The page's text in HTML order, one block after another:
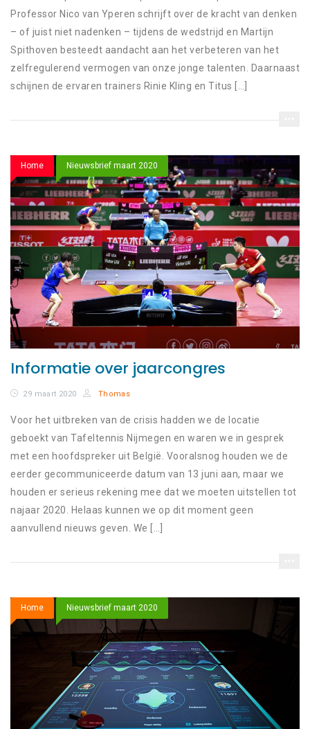
Professor Nico van Yperen schrijft over de kracht van denken
– of juist niet nadenken – tijdens de wedstrijd en Martijn
Spithoven besteedt aandacht aan het verbeteren van het
zelfregulerend vermogen van onze jonge talenten. Daarnaast
schijnen de ervaren trainers Rinie Kling en Titus […]
Home Nieuwsbrief maart 2020
Informatie over jaarcongres
29 maart 2020 Thomas
Voor het uitbreken van de crisis hadden we de locatie
geboekt van Tafeltennis Nijmegen en waren we in gesprek
met een hoofdspreker uit België. Vooralsnog houden we de
eerder gecommuniceerde datum van 13 juni aan, maar we
houden er serieus rekening mee dat we moeten uitstellen tot
najaar 2020. Helaas kunnen we op dit moment geen
aanvullend nieuws geven. We […]
Home Nieuwsbrief maart 2020